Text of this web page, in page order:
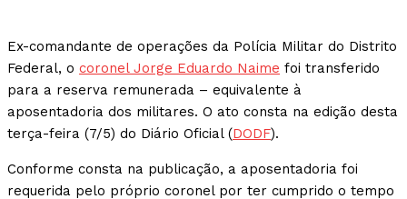
Ex-comandante de operações da Polícia Militar do Distrito
Federal, o coronel Jorge Eduardo Naime foi transferido
para a reserva remunerada – equivalente à
aposentadoria dos militares. O ato consta na edição desta
terça-feira (7/5) do Diário Oficial (DODF).
Conforme consta na publicação, a aposentadoria foi
requerida pelo próprio coronel por ter cumprido o tempo